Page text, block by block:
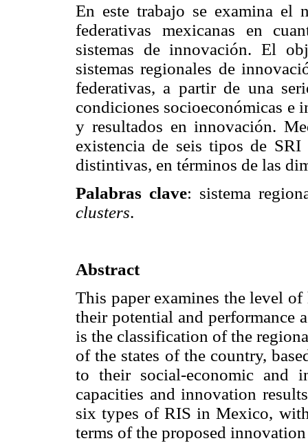
En este trabajo se examina el
federativas mexicanas en
sistemas de innovación. El
sistemas regionales de
federativas, a partir de una
condiciones socioeconómicas e
y resultados en innovación.
existencia de seis tipos de
distintivas, en términos de las
Palabras clave: sistema
clusters.
Abstract
This paper examines the level
their potential and performance
is the classification of the
of the states of the country,
to their social-economic and
capacities and innovation
six types of RIS in Mexico,
terms of the proposed